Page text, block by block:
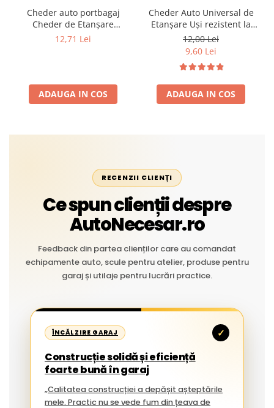
Cheder auto portbagaj
Cheder de Etanșare
Profesional din Cauciuc -
Liniar
12,71 Lei
ADAUGA IN COS
Cheder Auto Universal de
Etanșare Uși rezistent la
intemperii, raze UV,
îmbătrânire și temperaturi
extreme
12,00 Lei
9,60 Lei
ADAUGA IN COS
RECENZII CLIENȚI
Ce spun clienții despre
AutoNecesar.ro
Feedback din partea clienților care au comandat
echipamente auto, scule pentru atelier, produse pentru
garaj și utilaje pentru lucrări practice.
ÎNCĂLZIRE GARAJ ✓
Construcție solidă și eficiență
foarte bună în garaj
„Calitatea construcției a depășit așteptările
mele. Practic nu se vede fum din țeava de